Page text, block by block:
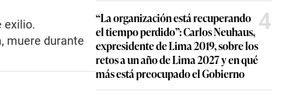
exilio.
muere durante
“La organización está recuperando
el tiempo perdido”: Carlos Neuhaus,
expresidente de Lima 2019, sobre los
retos a un año de Lima 2027 y en qué
más está preocupado el Gobierno
4